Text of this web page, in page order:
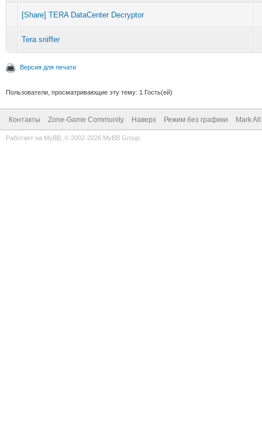
[Share] TERA DataCenter Decryptor
Tera sniffer
Версия для печати
Пользователи, просматривающие эту тему: 1 Гость(ей)
Контакты Zone-Game Community Наверх Режим без графики Mark
Работает на MyBB , © 2002-2026 MyBB Group